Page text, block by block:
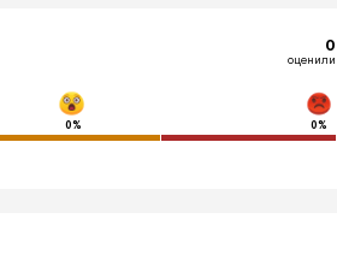
0
оценили
0% 0%